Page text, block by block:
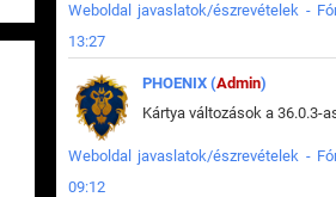
Weboldal javaslatok/észrevételek -
13:27
PHOENIX (Admin)
Weboldal javaslatok/észrevételek -
09:12